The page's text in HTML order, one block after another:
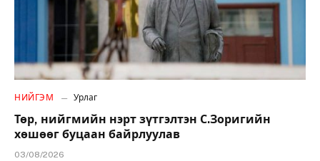
НИЙГЭМ Урлаг
Төр, нийгмийн нэрт зүтгэлтэн С.Зоригийн
хөшөөг буцаан байрлуулав
03/08/2026